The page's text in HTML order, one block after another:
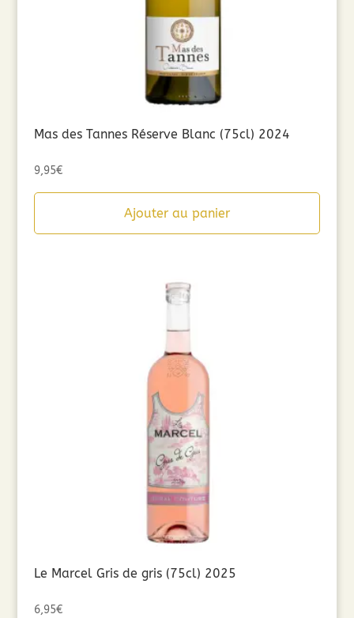
Mas des Tannes Réserve Blanc (75cl) 2024
9,95€
Ajouter au panier
Le Marcel Gris de gris (75cl) 2025
6,95€